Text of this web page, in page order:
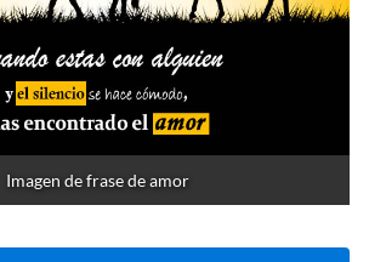
Imagen de frase de amor